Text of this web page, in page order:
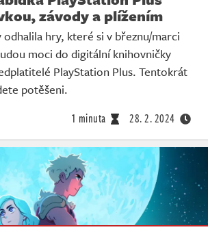
závody a plížením
hry, které si v březnu/marci
moci do digitální knihovničky
PlayStation Plus. Tentokrát
potěšeni.
1 minuta 28. 2. 2024